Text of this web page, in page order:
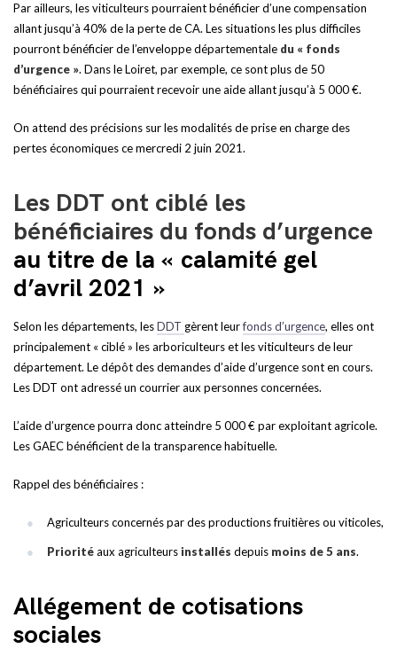
Par ailleurs, les viticulteurs pourraient bénéficier d’une compensation
allant jusqu’à 40% de la perte de CA. Les situations les plus difficiles
pourront bénéficier de l’enveloppe départementale du « fonds
d’urgence ». Dans le Loiret, par exemple, ce sont plus de 50
bénéficiaires qui pourraient recevoir une aide allant jusqu’à 5 000 €.
On attend des précisions sur les modalités de prise en charge des
pertes économiques ce mercredi 2 juin 2021.
Les DDT ont ciblé les
bénéficiaires du fonds d’urgence
au titre de la « calamité gel
d’avril 2021 »
Selon les départements, lesDDT gèrent leurfonds d’urgence, elles ont
principalement « ciblé » les arboriculteurs et les viticulteurs de leur
département. Le dépôt des demandes d’aide d’urgence sont en cours.
Les DDT ont adressé un courrier aux personnes concernées.
L’aide d’urgence pourra donc atteindre 5 000 € par exploitant agricole.
Les GAEC bénéficient de la transparence habituelle.
Rappel des bénéficiaires :
Agriculteurs concernés par des productions fruitières ou viticoles,
Prioritéaux agriculteursinstallés depuis moins de 5 ans.
Allégement de cotisations
sociales